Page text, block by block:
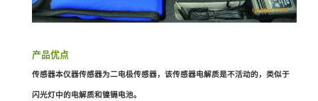
产品优点
传感器本仪器传感器为二电极传感器，该传感器电解质是不活动的，类似于
闪光灯中的电解质和镍镉电池。